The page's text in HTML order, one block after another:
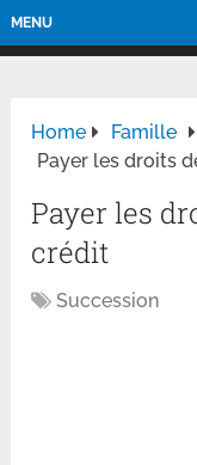
MENU
Home Famille
Payer les droits
Payer les
crédit
Succession